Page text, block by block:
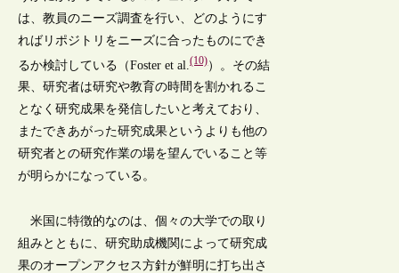
は、教員のニーズ調査を行い、どのようにす
ればリポジトリをニーズに合ったものにでき
るか検討している（Foster et al.(10)）。その結
果、研究者は研究や教育の時間を割かれるこ
となく研究成果を発信したいと考えており、
またできあがった研究成果というよりも他の
研究者との研究作業の場を望んでいること等
が明らかになっている。
米国に特徴的なのは、個々の大学での取り
組みとともに、研究助成機関によって研究成
果のオープンアクセス方針が鮮明に打ち出さ